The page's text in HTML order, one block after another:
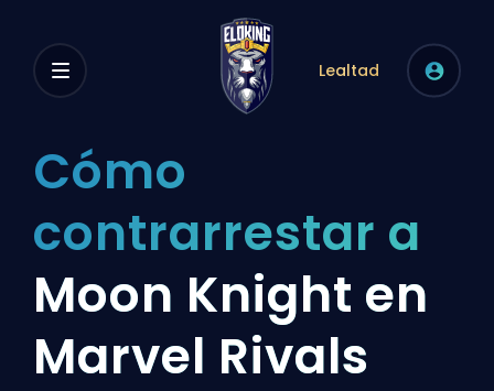
Lealtad
Cómo
contrarrestar a
Moon Knight en
Marvel Rivals